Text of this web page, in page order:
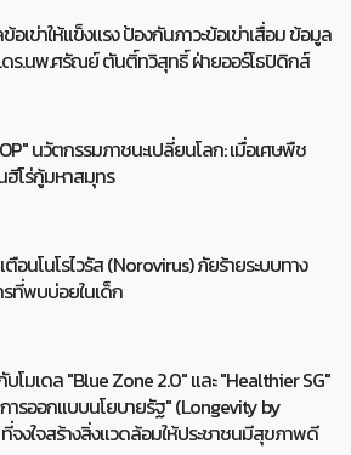
อเข่าให้แข็งแรง ป้องกันภาวะข้อเข่าเสื่อม ข้อมูล
ดร.นพ.ศรัณย์ ตันติ์ทวิสุทธิ์ ฝ่ายออร์โธปิดิกส์
นวัตกรรมภาชนะเปลี่ยนโลก: เมื่อเศษพืช
ฮีโร่กู้มหาสมุทร
อนโนโรไวรัส (Norovirus) ภัยร้ายระบบทาง
รที่พบบ่อยในเด็ก
บโมเดล "Blue Zone 2.0" และ "Healthier SG"
ารออกแบบนโยบายรัฐ" (Longevity by
จงใจสร้างสิ่งแวดล้อมให้ประชาชนมีสุขภาพดี